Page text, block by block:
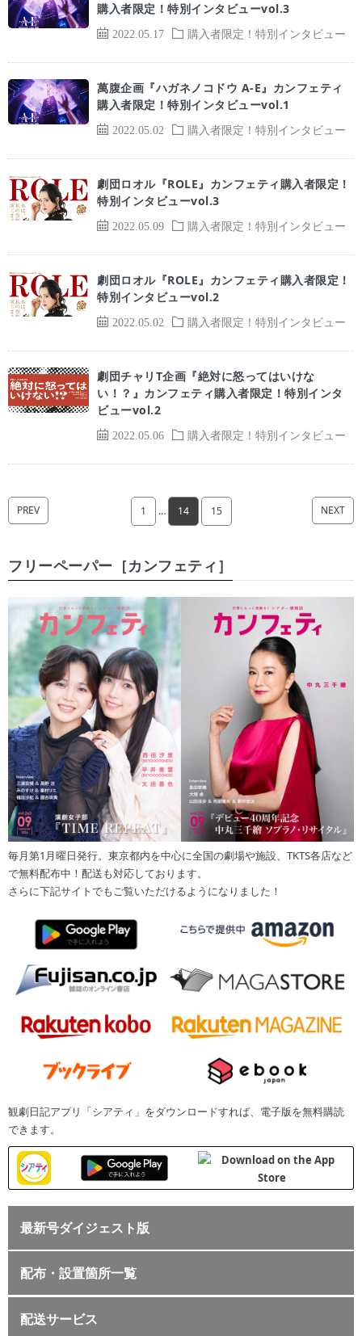
2022.05.17 購入者限定！特別インタビュー
購入者限定！特別インタビューvol.3
2022.05.02 購入者限定！特別インタビュー
萬腹企画『ハガネノコドウ A-E』カンフェティ
購入者限定！特別インタビューvol.1
2022.05.09 購入者限定！特別インタビュー
劇団ロオル『ROLE』カンフェティ購入者限定！
特別インタビューvol.3
2022.05.02 購入者限定！特別インタビュー
劇団ロオル『ROLE』カンフェティ購入者限定！
特別インタビューvol.2
2022.05.06 購入者限定！特別インタビュー
劇団チャリT企画『絶対に怒ってはいけな
い！？』カンフェティ購入者限定！特別インタ
ビューvol.2
PREV 1 … 14 15 NEXT
フリーペーパー［カンフェティ］
毎月第1月曜日発行。東京都内を中心に全国の劇場や施設、TKTS各店など
で無料配布中！配送も対応しております。
さらに下記サイトでもご覧いただけるようになりました！
観劇日記アプリ「シアティ」をダウンロードすれば、電子版を無料購読
できます。
最新号ダイジェスト版
配布・設置箇所一覧
配送サービス